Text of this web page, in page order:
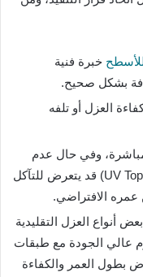
خبرة فنية
بشكل صحيح.
العزل أو تلفه
وفي حال عدم
تطبيق طبقة حماية فوق الفوم (UV Topcoat) قد يتعرض للتآكل
الافتراضي.
أنواع العزل التقليدية
عالي الجودة مع طبقات
بطول العمر والكفاءة